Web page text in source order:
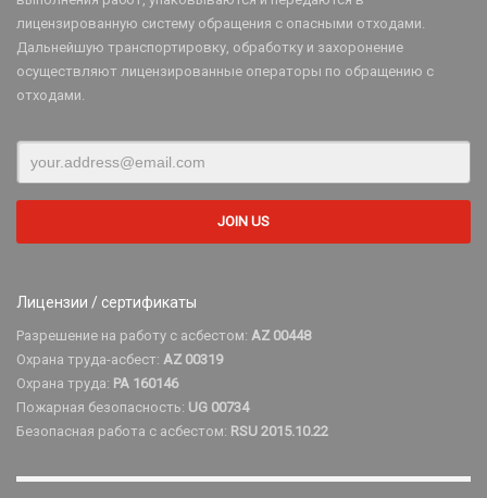
лицензированную систему обращения с опасными отходами.
Дальнейшую транспортировку, обработку и захоронение
осуществляют лицензированные операторы по обращению с
отходами.
Лицензии / сертификаты
Разрешение на работу с асбестом: AZ 00448
Охрана труда-асбест: AZ 00319
Охрана труда: PA 160146
Пожарная безопасность: UG 00734
Безопасная работа с асбестом: RSU 2015.10.22